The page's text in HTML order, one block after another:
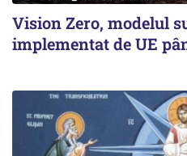
Vision Zero, modelul
implementat de UE